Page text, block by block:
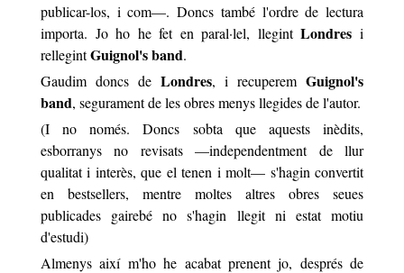
publicar-los, i com—. Doncs també l'ordre de lectura
importa. Jo ho he fet en paral·lel, llegintLondresi
rellegintGuignol's band.
Gaudim doncs de Londres, i recuperem Guignol's
band, segurament de les obres menys llegides de l'autor.
(I no només. Doncs sobta que aquests inèdits,
esborranys no revisats —independentment de llur
qualitat i interès, que el tenen i molt— s'hagin convertit
en bestsellers, mentre moltes altres obres seues
publicades gairebé no s'hagin llegit ni estat motiu
d'estudi)
Almenys així m'ho he acabat prenent jo, després de